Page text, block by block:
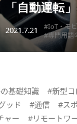
「自動運転
2021.7.21 #IoT・モ
#専門用語
基礎知識 #新型
ッド #通信 #ス
ャー #リモートワ